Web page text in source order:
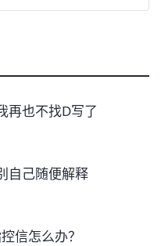
再也不找D写了
自己随便解释
信怎么办？